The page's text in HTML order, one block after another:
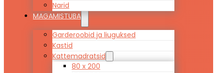
Narid
MAGAMISTUBA
Garderoobid ja liuguksed
Kastid
Kattemadratsid
80 x 200